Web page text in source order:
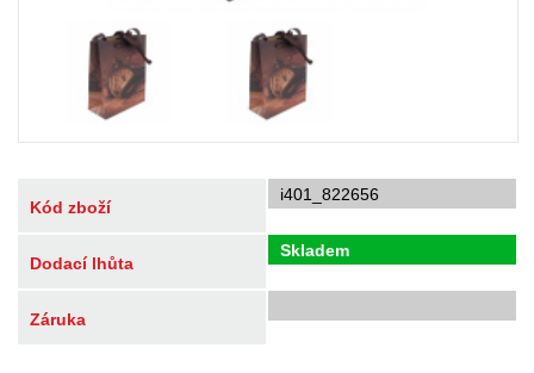
Kód zboží
i401_822656
Dodací lhůta
Skladem
Záruka